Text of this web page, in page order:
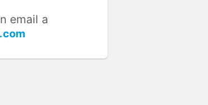
email a